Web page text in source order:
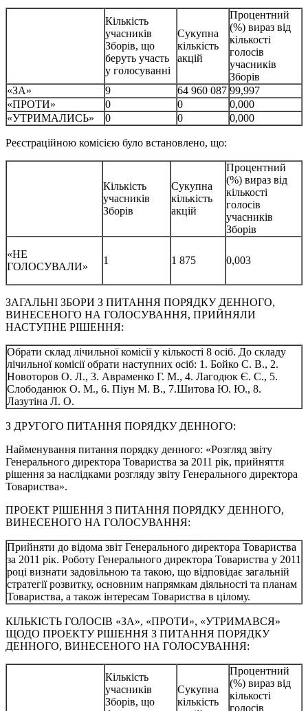
Кількість
учасників
Зборів, що
беруть участь
у голосуванні
Сукупна
кількість
акцій
Процентний
(%) вираз від
кількості
голосів
учасників
Зборів
«ЗА»
9 64 960 087 99,997
«ПРОТИ»
0 0
0,000
«УТРИМАЛИСЬ»
0 0 0,000
Реєстраційною комісією було встановлено, що:
Кількість
учасників
Зборів
Сукупна
кількість
акцій
Процентний
(%) вираз від
кількості
голосів
учасників
Зборів
«НЕ
ГОЛОСУВАЛИ»
1 1 875 0,003
ЗАГАЛЬНІ ЗБОРИ З ПИТАННЯ ПОРЯДКУ ДЕННОГО,
ВИНЕСЕНОГО НА ГОЛОСУВАННЯ, ПРИЙНЯЛИ
НАСТУПНЕ РІШЕННЯ:
Обрати склад лічильної комісії у кількості 8 осіб. До складу
лічильної комісії обрати наступних осіб: 1. Бойко С. В., 2.
Новоторов О. Л., 3. Авраменко Г. М., 4. Лагодюк Є. С., 5.
Слободанюк О. М., 6. Піун М. В., 7.Шитова Ю. Ю., 8.
Лазутіна Л. О.
З ДРУГОГО ПИТАННЯ ПОРЯДКУ ДЕННОГО:
Найменування питання порядку денного: «Розгляд звіту
Генерального директора Товариства за 2011 рік, прийняття
рішення за наслідками розгляду звіту Генерального директора
Товариства».
ПРОЕКТ РІШЕННЯ З ПИТАННЯ ПОРЯДКУ ДЕННОГО,
ВИНЕСЕНОГО НА ГОЛОСУВАННЯ:
Прийняти до відома звіт Генерального директора Товариства
за 2011 рік. Роботу Генерального директора Товариства у 2011
році визнати задовільною та такою, що відповідає загальній
стратегії розвитку, основним напрямкам діяльності та планам
Товариства, а також інтересам Товариства в цілому.
КІЛЬКІСТЬ ГОЛОСІВ «ЗА», «ПРОТИ», «УТРИМАВСЯ»
ЩОДО ПРОЕКТУ РІШЕННЯ З ПИТАННЯ ПОРЯДКУ
ДЕННОГО, ВИНЕСЕНОГО НА ГОЛОСУВАННЯ:
Кількість
учасників
Зборів, що
Сукупна
кількість
Процентний
(%) вираз від
кількості
голосів